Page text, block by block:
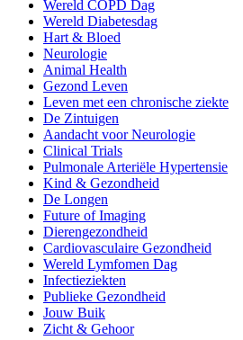
Wereld COPD Dag
Wereld Diabetesdag
Hart & Bloed
Neurologie
Animal Health
Gezond Leven
Leven met een chronische ziekte
De Zintuigen
Aandacht voor Neurologie
Clinical Trials
Pulmonale Arteriële Hypertensie
Kind & Gezondheid
De Longen
Future of Imaging
Dierengezondheid
Cardiovasculaire Gezondheid
Wereld Lymfomen Dag
Infectieziekten
Publieke Gezondheid
Jouw Buik
Zicht & Gehoor